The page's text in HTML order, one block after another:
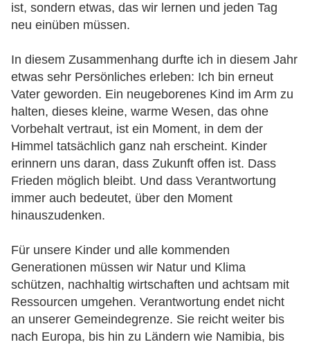
ist, sondern etwas, das wir lernen und jeden Tag
neu einüben müssen.
In diesem Zusammenhang durfte ich in diesem Jahr
etwas sehr Persönliches erleben: Ich bin erneut
Vater geworden. Ein neugeborenes Kind im Arm zu
halten, dieses kleine, warme Wesen, das ohne
Vorbehalt vertraut, ist ein Moment, in dem der
Himmel tatsächlich ganz nah erscheint. Kinder
erinnern uns daran, dass Zukunft offen ist. Dass
Frieden möglich bleibt. Und dass Verantwortung
immer auch bedeutet, über den Moment
hinauszudenken.
Für unsere Kinder und alle kommenden
Generationen müssen wir Natur und Klima
schützen, nachhaltig wirtschaften und achtsam mit
Ressourcen umgehen. Verantwortung endet nicht
an unserer Gemeindegrenze. Sie reicht weiter bis
nach Europa, bis hin zu Ländern wie Namibia, bis